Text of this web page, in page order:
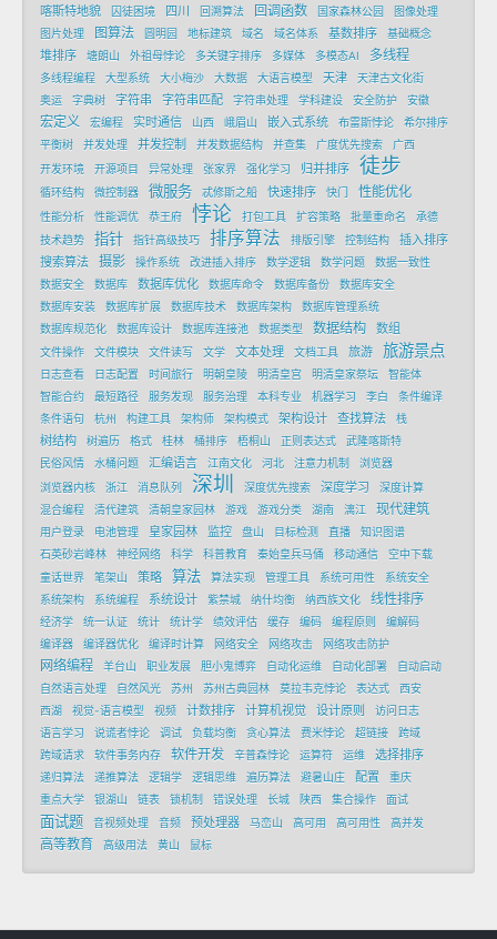
喀斯特地貌 囚徒困境 四川 回溯算法 回调函数 国家森林公园
图像处理
图片处理
图算法 圆明园 地标建筑 域名 域名体系 基数排序 基础概念
堆排序 塘朗山 外祖母悖论 多关键字排序 多媒体 多模态AI 多线程
多线程编程 大型系统 大小梅沙 大数据 大语言模型 天津
天津古文化街
奥运
字典树 字符串 字符串匹配 字符串处理 学科建设 安全防护 安徽
宏定义 宏编程 实时通信 山西 峨眉山 嵌入式系统 布雷斯悖论
希尔排序
平衡树
并发处理 并发控制 并发数据结构 并查集 广度优先搜索
广西
开发环境
开源项目 异常处理 张家界 强化学习 归并排序 徒步
循环结构 微控制器 微服务 忒修斯之船 快速排序 快门 性能优化
性能分析 性能调优 恭王府 悖论 打包工具 扩容策略 批量重命名
承德
技术趋势
指针 指针高级技巧 排序算法 排版引擎 控制结构
插入排序
搜索算法
摄影 操作系统 改进插入排序 数学逻辑 数学问题
数据一致性
数据安全
数据库 数据库优化 数据库命令 数据库备份
数据库安全
数据库安装
数据库扩展 数据库技术 数据库架构
数据库管理系统
数据库规范化
数据库设计 数据库连接池 数据类型 数据结构 数组
文件操作 文件模块 文件读写 文学 文本处理 文档工具 旅游 旅游景点
日志查看 日志配置 时间旅行 明朝皇陵 明清皇宫 明清皇家祭坛
智能体
智能合约
最短路径 服务发现 服务治理 本科专业 机器学习 李白
条件编译
条件语句
杭州 构建工具 架构师 架构模式 架构设计 查找算法 栈
树结构 树遍历 格式 桂林 桶排序 梧桐山 正则表达式
武隆喀斯特
民俗风情
水桶问题 汇编语言 江南文化 河北 注意力机制
浏览器
浏览器内核
浙江 消息队列 深圳 深度优先搜索 深度学习
深度计算
混合编程
清代建筑 清朝皇家园林 游戏 游戏分类 湖南 漓江 现代建筑
用户登录 电池管理 皇家园林 监控 盘山 目标检测 直播
知识图谱
石英砂岩峰林
神经网络 科学 科普教育 秦始皇兵马俑 移动通信
空中下载
童话世界
笔架山 策略 算法 算法实现 管理工具 系统可用性
系统安全
系统架构
系统编程 系统设计 紫禁城 纳什均衡 纳西族文化 线性排序
经济学 统一认证 统计 统计学 绩效评估 缓存 编码 编程原则
编解码
编译器
编译器优化 编译时计算 网络安全 网络攻击 网络攻击防护
网络编程 羊台山 职业发展 胆小鬼博弈 自动化运维 自动化部署
自动启动
自然语言处理
自然风光 苏州 苏州古典园林 莫拉韦克悖论 表达式
西安
西湖
视觉-语言模型 视频 计数排序 计算机视觉 设计原则
访问日志
语言学习
说谎者悖论 调试 负载均衡 贪心算法 费米悖论 超链接
跨域
跨域请求
软件事务内存 软件开发 辛普森悖论 运算符 运维 选择排序
递归算法 递推算法 逻辑学 逻辑思维 遍历算法 避暑山庄 配置
重庆
重点大学
银湖山 链表 锁机制 错误处理 长城 陕西 集合操作 面试
面试题 音视频处理 音频 预处理器 马峦山 高可用 高可用性 高并发
高等教育 高级用法 黄山 鼠标